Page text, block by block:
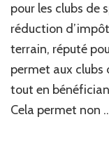
fiscaux
pour
les
clubs
qui
terrain
pour les clubs de
réduction
terrain, réputé
permet aux clubs
tout en
Cela permet non